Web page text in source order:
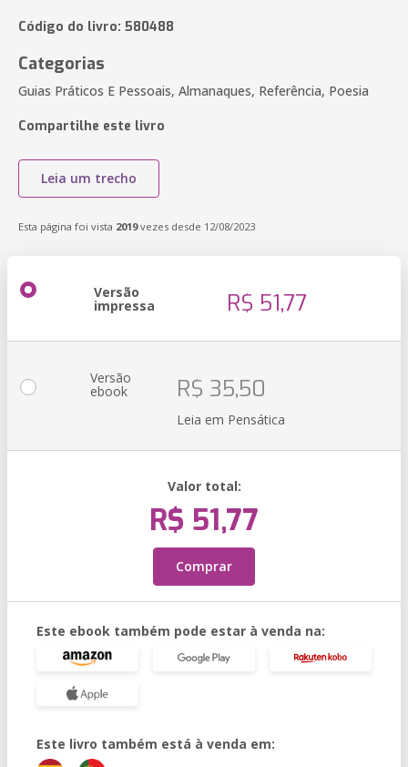
Código do livro: 580488
Categorias
Guias Práticos E Pessoais, Almanaques, Referência, Poesia
Compartilhe este livro
Leia um trecho
Esta página foi vista 2019vezes desde 12/08/2023
Versão
impressa R$ 51,77
Versão
ebook R$ 35,50
Leia em Pensática
Valor total:
R$ 51,77
Comprar
Este ebook também pode estar à venda na:
Este livro também está à venda em: